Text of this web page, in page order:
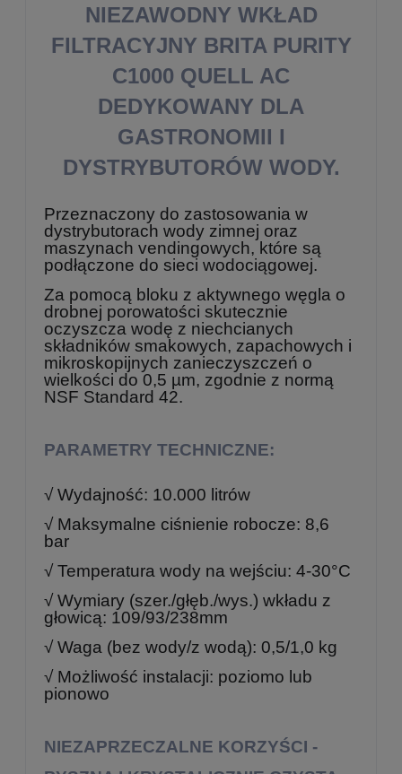
NIEZAWODNY WKŁAD
FILTRACYJNY BRITA PURITY
C1000 QUELL AC
DEDYKOWANY DLA
GASTRONOMII I
DYSTRYBUTORÓW WODY.
Przeznaczony do zastosowania w
dystrybutorach wody zimnej oraz
maszynach vendingowych, które są
podłączone do sieci wodociągowej.
Za pomocą bloku z aktywnego węgla o
drobnej porowatości skutecznie
oczyszcza wodę z niechcianych
składników smakowych, zapachowych i
mikroskopijnych zanieczyszczeń o
wielkości do 0,5 µm, zgodnie z normą
NSF Standard 42.
PARAMETRY TECHNICZNE:
√ Wydajność: 10.000 litrów
√ Maksymalne ciśnienie robocze: 8,6
bar
√ Temperatura wody na wejściu: 4-30°C
√ Wymiary (szer./głęb./wys.) wkładu z
głowicą: 109/93/238mm
√ Waga (bez wody/z wodą): 0,5/1,0 kg
√ Możliwość instalacji: poziomo lub
pionowo
NIEZAPRZECZALNE KORZYŚCI -